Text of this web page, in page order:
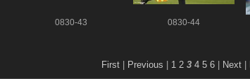
0830-43 0830-44
First| Previous 1 2 3 4 5 6 Next